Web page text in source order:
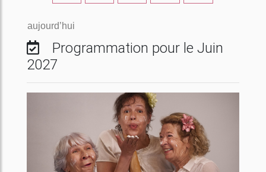
aujourd’hui
Programmation pour le Juin
2027